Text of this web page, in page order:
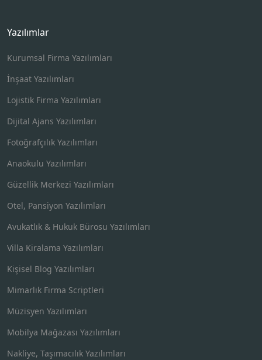
Yazılımlar
Kurumsal Firma Yazılımları
İnşaat Yazılımları
Lojistik Firma Yazılımları
Dijital Ajans Yazılımları
Fotoğrafçılık Yazılımları
Anaokulu Yazılımları
Güzellik Merkezi Yazılımları
Otel, Pansiyon Yazılımları
Avukatlık & Hukuk Bürosu Yazılımları
Villa Kiralama Yazılımları
Kişisel Blog Yazılımları
Mimarlık Firma Scriptleri
Müzisyen Yazılımları
Mobilya Mağazası Yazılımları
Nakliye, Taşımacılık Yazılımları